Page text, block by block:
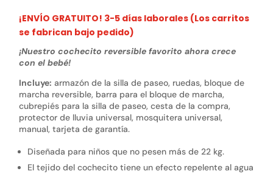
¡ENVÍO GRATUITO! 3-5 días laborales (Los carritos
se fabrican bajo pedido)
¡Nuestro cochecito reversible favorito ahora crece
con el bebé!
Incluye: armazón de la silla de paseo, ruedas, bloque de
marcha reversible, barra para el bloque de marcha,
cubrepiés para la silla de paseo, cesta de la compra,
protector de lluvia universal, mosquitera universal,
manual, tarjeta de garantía.
Diseñada para niños que no pesen más de 22 kg.
El tejido del cochecito tiene un efecto repelente al agua